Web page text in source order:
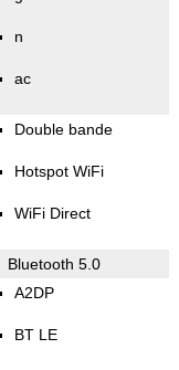
n
ac
Double bande
Hotspot WiFi
WiFi Direct
Bluetooth 5.0
A2DP
BT LE